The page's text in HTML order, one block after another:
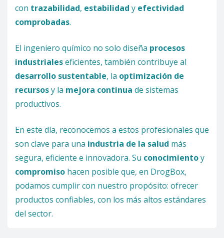
con trazabilidad, estabilidad y efectividad
comprobadas.
El ingeniero químico no solo diseña procesos
industrialeseficientes, también contribuye al
desarrollo sustentable, la optimización de
recursosy la mejora continua de sistemas
productivos.
En este día, reconocemos a estos profesionales que
son clave para una industria de la salud más
segura, eficiente e innovadora. Su conocimientoy
compromiso hacen posible que, en DrogBox,
podamos cumplir con nuestro propósito: ofrecer
productos confiables, con los más altos estándares
del sector.